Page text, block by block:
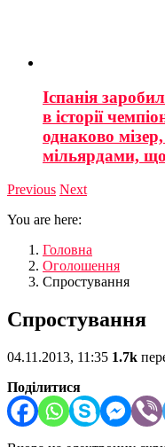
Іспанія
в історії
однаково
мільярдами,
Previous Next
You are here:
Головна
Оголошення
Спростування
Спростування
04.11.2013, 11:35 1.7k
Поділитися